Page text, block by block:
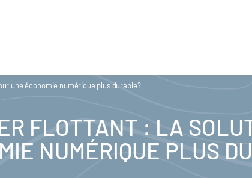
une économie numérique plus durable?
FLOTTANT : LA
NUMÉRIQUE PLUS